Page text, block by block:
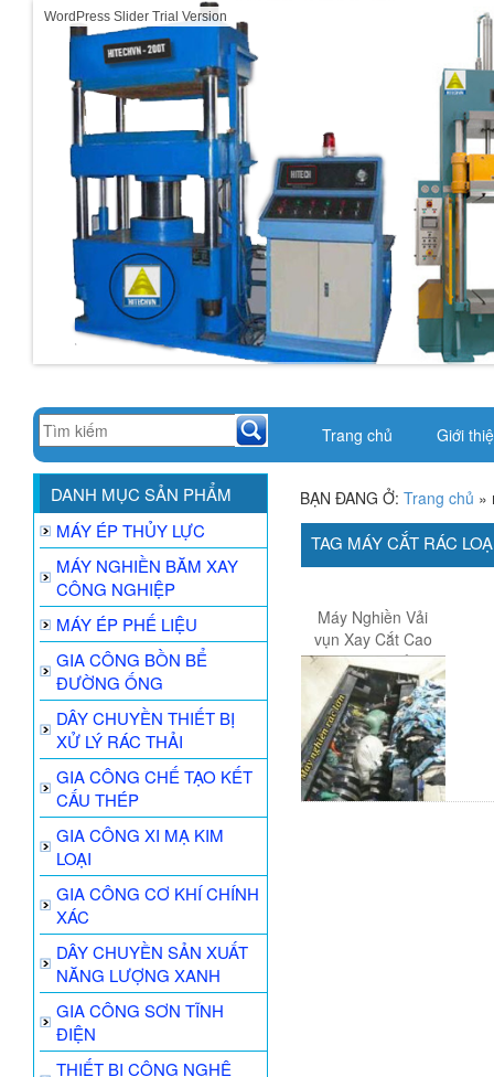
WordPress Slider Trial Version
Trang chủ Giới
DANH MỤC SẢN PHẨM
MÁY ÉP THỦY LỰC
MÁY NGHIỀN BĂM XAY
CÔNG NGHIỆP
MÁY ÉP PHẾ LIỆU
GIA CÔNG BỒN BỂ
ĐƯỜNG ỐNG
DÂY CHUYỀN THIẾT BỊ
XỬ LÝ RÁC THẢI
GIA CÔNG CHẾ TẠO KẾT
CẤU THÉP
GIA CÔNG XI MẠ KIM
LOẠI
GIA CÔNG CƠ KHÍ CHÍNH
XÁC
DÂY CHUYỀN SẢN XUẤT
NĂNG LƯỢNG XANH
GIA CÔNG SƠN TĨNH
ĐIỆN
THIẾT BỊ CÔNG NGHỆ
BẠN ĐANG Ở:Trang chủ »
TAG MÁY CẮT RÁC
Máy Nghiền Vải
vụn Xay Cắt Cao
su Rác Thải